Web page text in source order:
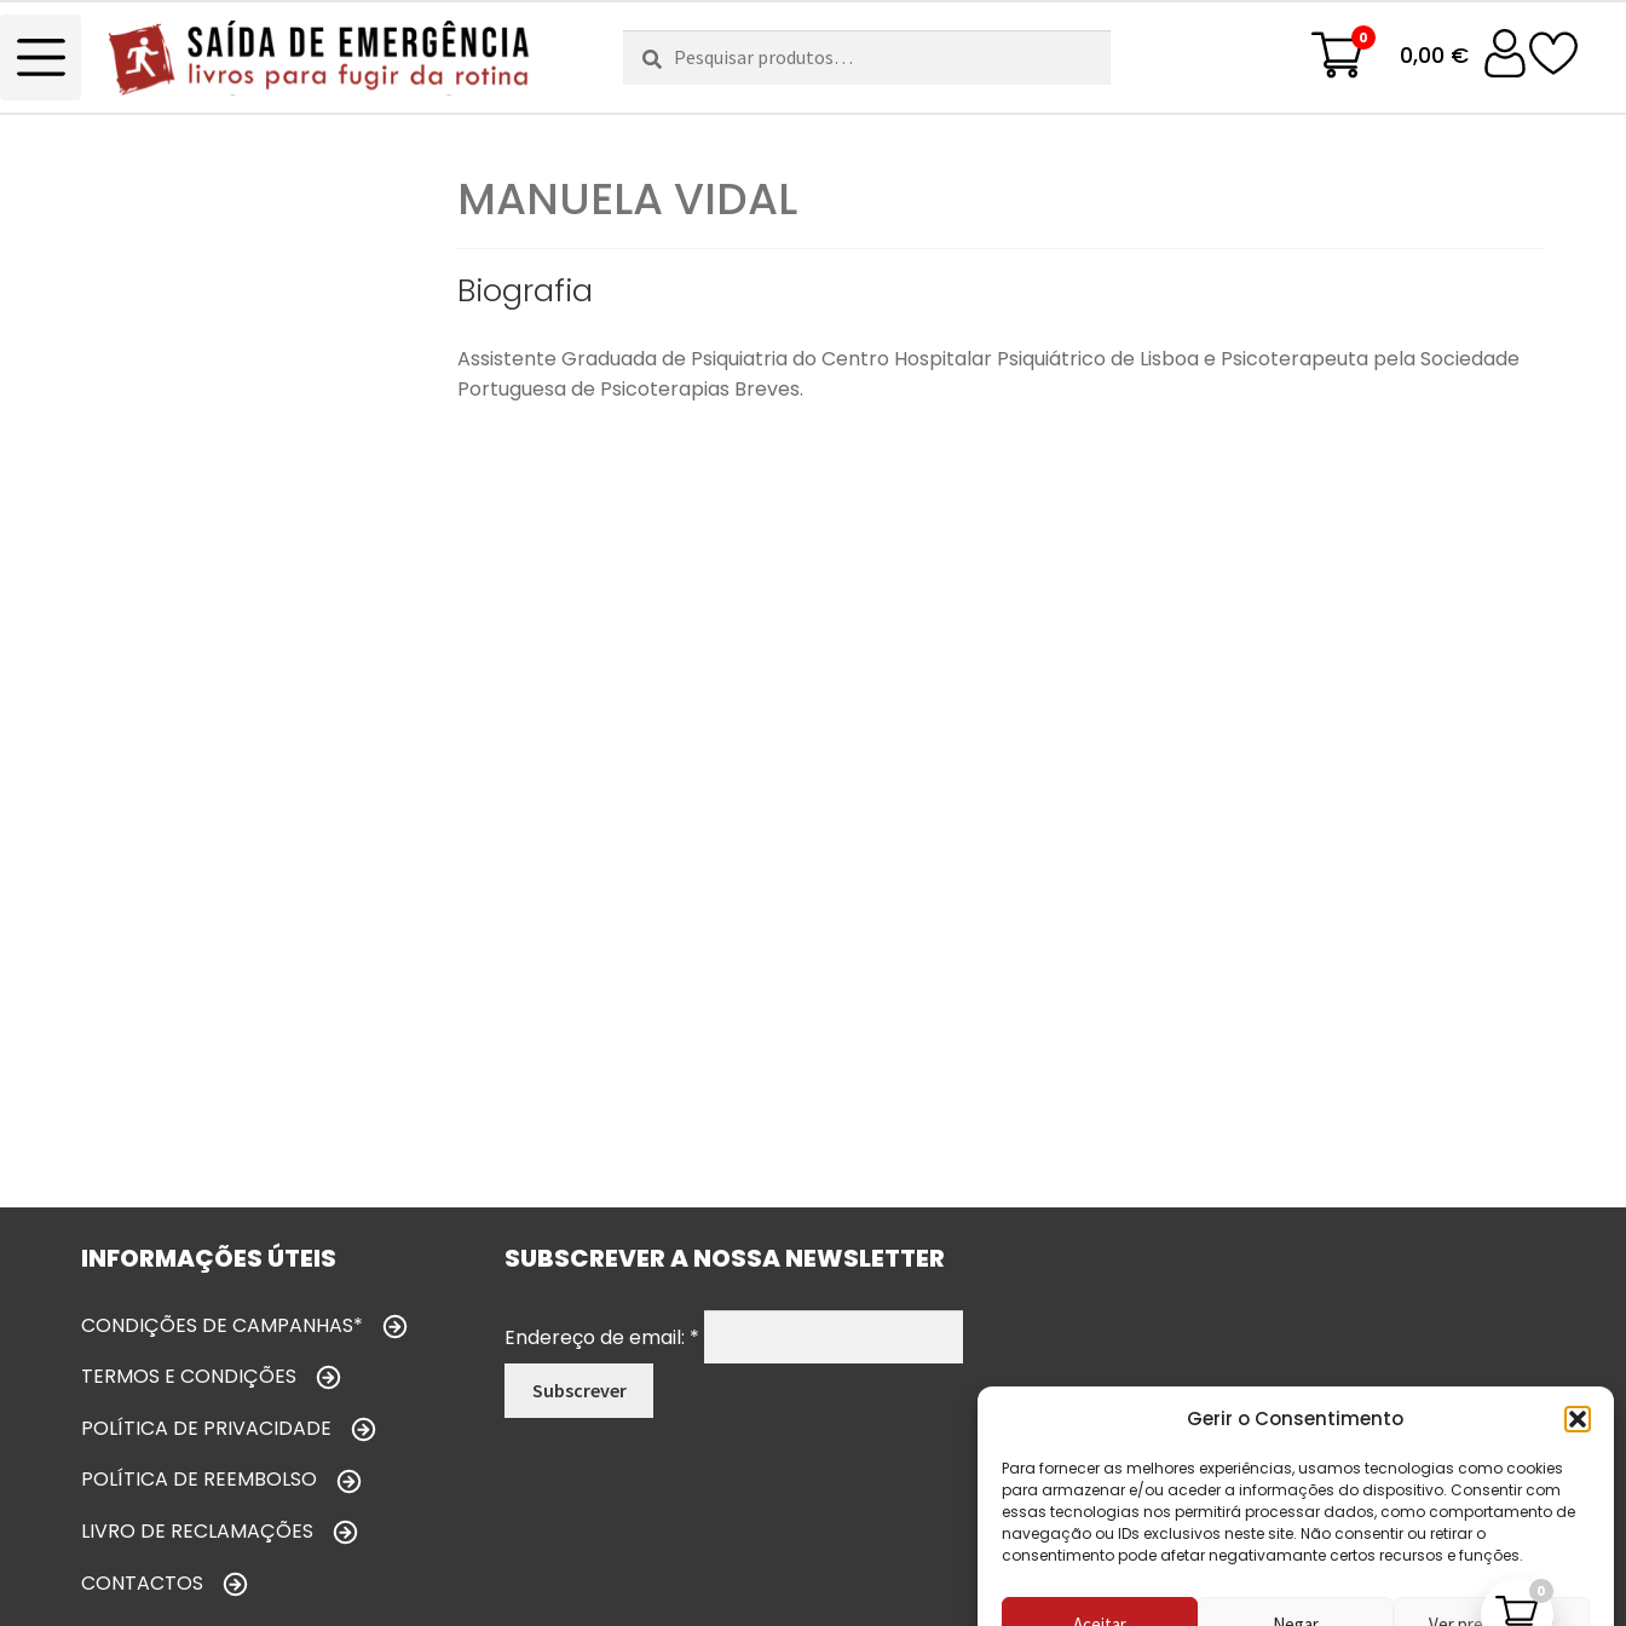
Gerir o Consentimento
Para fornecer as melhores experiências, usamos tecnologias como cookies
para armazenar e/ou aceder a informações do dispositivo. Consentir com
essas tecnologias nos permitirá processar dados, como comportamento de
navegação ou IDs exclusivos neste site. Não consentir ou retirar o
consentimento pode afetar negativamante certos recursos e funções.
Pesquisar
por:
Pesquisa 0
0,00 €
MANUELA VIDAL
Biografia
Assistente Graduada de Psiquiatria do Centro Hospitalar Psiquiátrico de Lisboa e Psicoterapeuta pela Sociedade
Portuguesa de Psicoterapias Breves.
INFORMAÇÕES ÚTEIS
CONDIÇÕES DE CAMPANHAS*
TERMOS E CONDIÇÕES
POLÍTICA DE PRIVACIDADE
POLÍTICA DE REEMBOLSO
LIVRO DE RECLAMAÇÕES
CONTACTOS
SUBSCREVER A NOSSA NEWSLETTER
Endereço de email: *
0